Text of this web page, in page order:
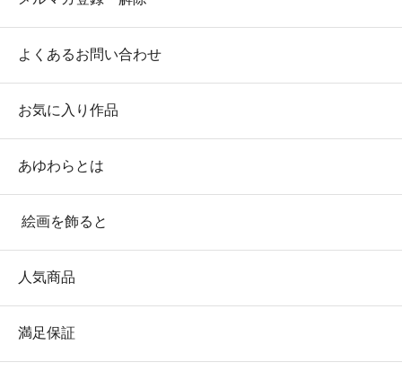
よくあるお問い合わせ
お気に入り作品
あゆわらとは
絵画を飾ると
人気商品
満足保証